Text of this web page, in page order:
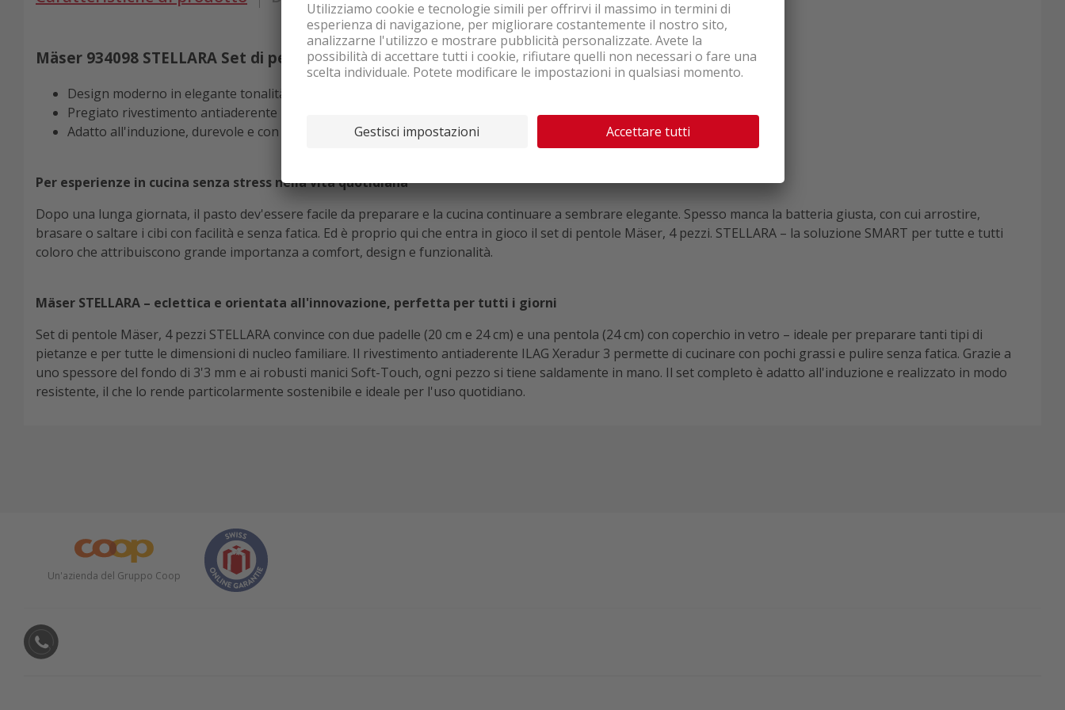
Mäser 934098 STELLARA Set di pentole 4 pezzi bronzo
Design moderno in elegante tonalità bronzo: un vero colpo d'occhio in ogni cucina
Pregiato rivestimento antiaderente ILAG Xeradur 3 per cucinare senza fatica
Adatto all'induzione, durevole e con manici soft touch per una presa sicura
Per esperienze in cucina senza stress nella vita quotidiana
Dopo una lunga giornata, il pasto dev'essere facile da preparare e la cucina continuare a sembrare elegante. Spesso manca la batteria giusta, con cui arrostire,
brasare o saltare i cibi con facilità e senza fatica. Ed è proprio qui che entra in gioco il set di pentole Mäser, 4 pezzi. STELLARA – la soluzione SMART per tutte e tutti
coloro che attribuiscono grande importanza a comfort, design e funzionalità.
Mäser STELLARA – eclettica e orientata all'innovazione, perfetta per tutti i giorni
Set di pentole Mäser, 4 pezzi STELLARA convince con due padelle (20 cm e 24 cm) e una pentola (24 cm) con coperchio in vetro – ideale per preparare tanti tipi di
pietanze e per tutte le dimensioni di nucleo familiare. Il rivestimento antiaderente ILAG Xeradur 3 permette di cucinare con pochi grassi e pulire senza fatica. Grazie a
uno spessore del fondo di 3'3 mm e ai robusti manici Soft-Touch, ogni pezzo si tiene saldamente in mano. Il set completo è adatto all'induzione e realizzato in modo
resistente, il che lo rende particolarmente sostenibile e ideale per l'uso quotidiano.
Un'azienda del Gruppo Coop